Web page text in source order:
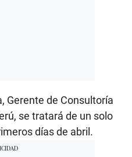
Gerente de Consultoría
se tratará de un solo
días de abril.